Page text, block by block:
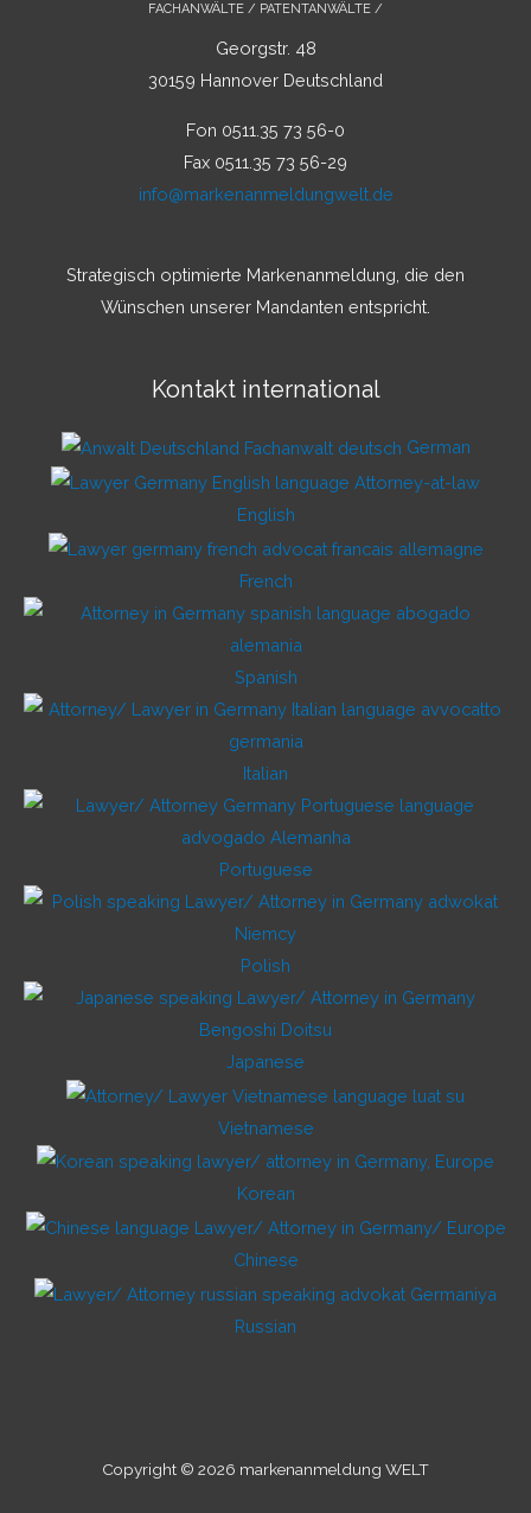
FACHANWÄLTE / PATENTANWÄLTE /
Georgstr. 48
30159 Hannover Deutschland
Fon 0511.35 73 56-0
Fax 0511.35 73 56-29
info@markenanmeldungwelt.de
Strategisch optimierte Markenanmeldung, die den
Wünschen unserer Mandanten entspricht.
Kontakt international
German
English
French
Spanish
Italian
Portuguese
Polish
Japanese
Vietnamese
Korean
Chinese
Russian
Copyright © 2026 markenanmeldung WELT